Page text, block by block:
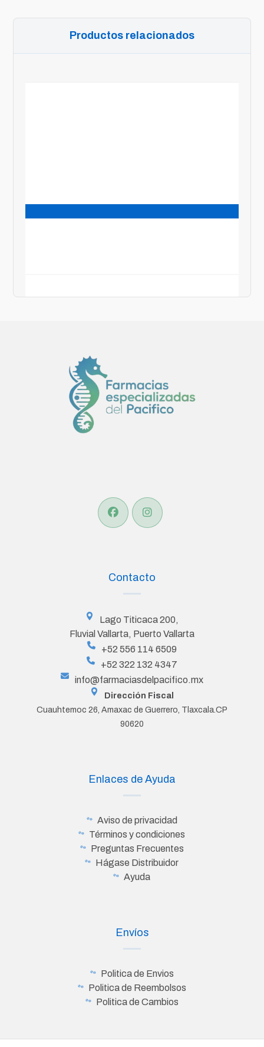
Productos relacionados
Contacto
Lago Titicaca 200,
Fluvial Vallarta, Puerto Vallarta
+52 556 114 6509
+52 322 132 4347
info@farmaciasdelpacifico.mx
Dirección Fiscal
Cuauhtemoc 26, Amaxac de Guerrero, Tlaxcala.CP
90620
Enlaces de Ayuda
Aviso de privacidad
Términos y condiciones
Preguntas Frecuentes
Hágase Distribuidor
Ayuda
Envíos
Politica de Envios
Politica de Reembolsos
Politica de Cambios